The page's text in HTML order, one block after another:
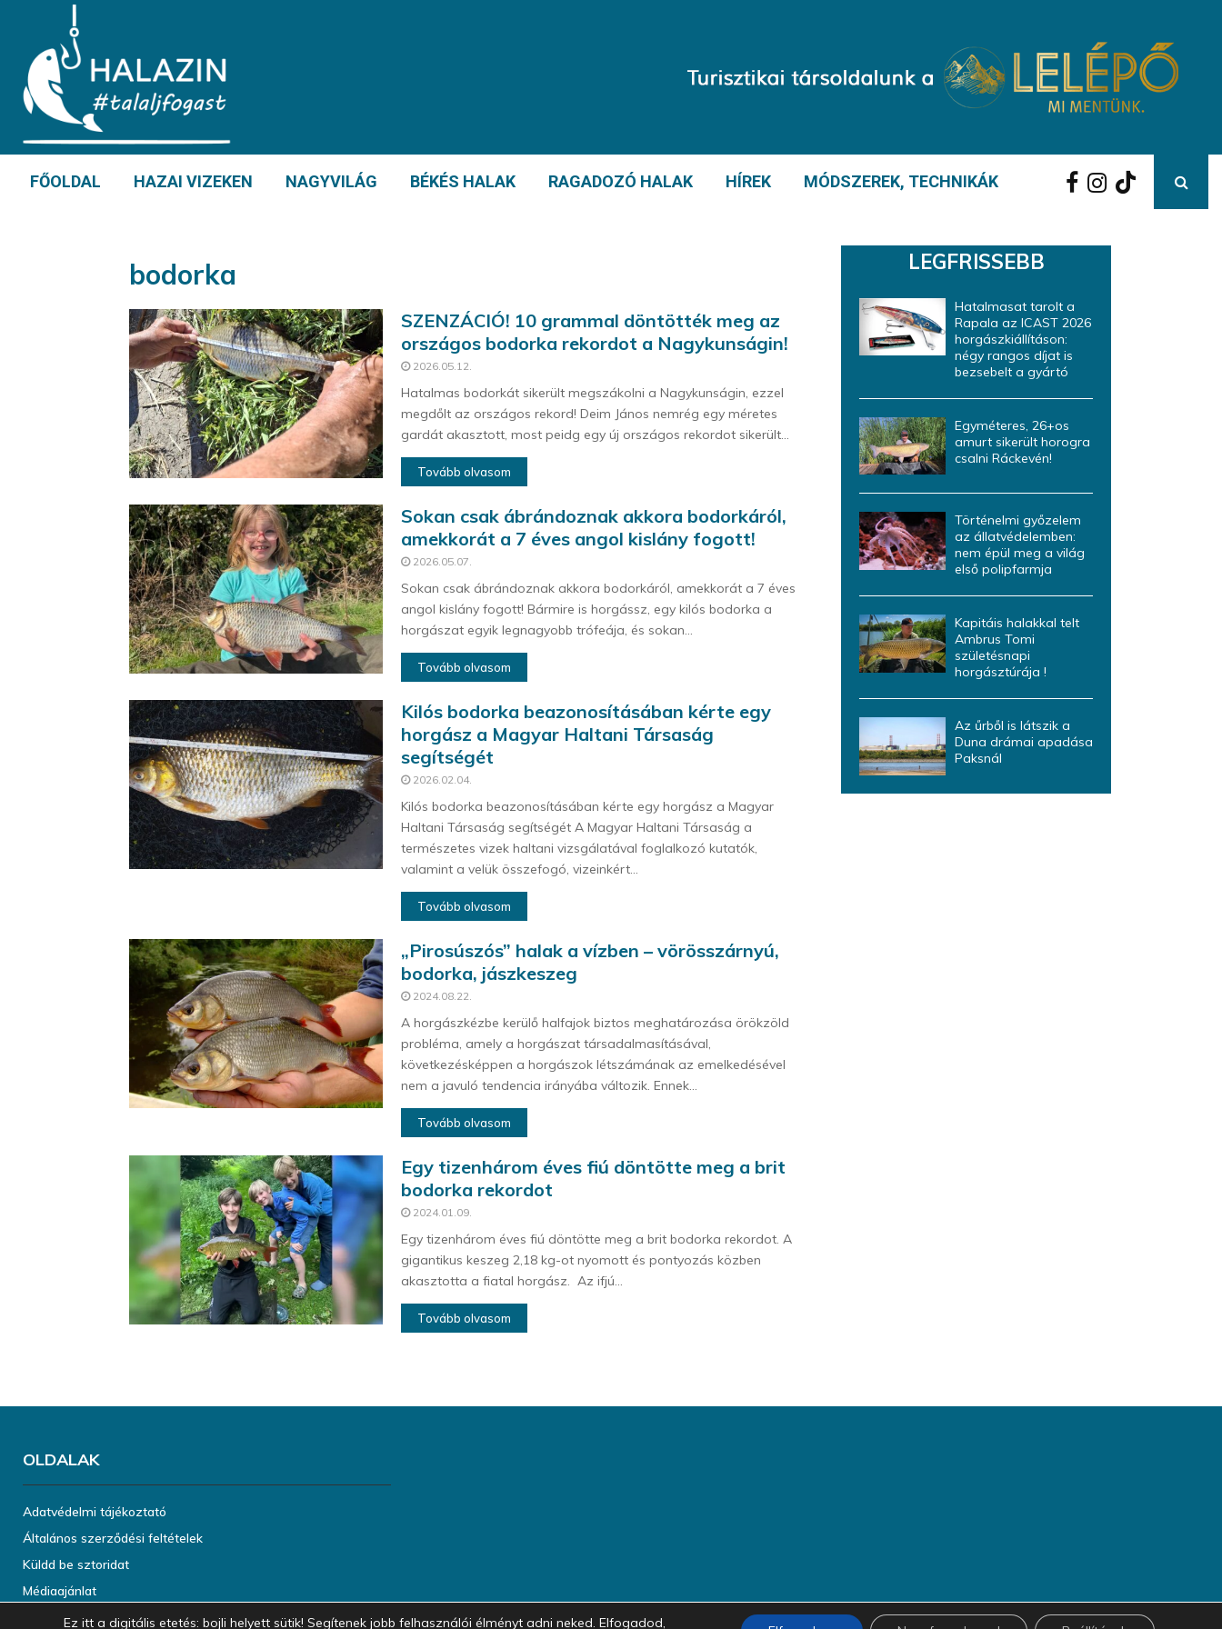
FŐOLDAL HAZAI VIZEKEN NAGYVILÁG BÉKÉS HALAK RAGADOZÓ HALAK HÍREK MÓDSZEREK, TECHNIKÁK
bodorka
SZENZÁCIÓ! 10 grammal döntötték meg az
országos bodorka rekordot a Nagykunságin!
2026.05.12.
Hatalmas bodorkát sikerült megszákolni a Nagykunságin, ezzel
megdőlt az országos rekord! Deim János nemrég egy méretes
gardát akasztott, most peidg egy új országos rekordot sikerült...
Tovább olvasom
Sokan csak ábrándoznak akkora bodorkáról,
amekkorát a 7 éves angol kislány fogott!
2026.05.07.
Sokan csak ábrándoznak akkora bodorkáról, amekkorát a 7 éves
angol kislány fogott! Bármire is horgássz, egy kilós bodorka a
horgászat egyik legnagyobb trófeája, és sokan...
Tovább olvasom
Kilós bodorka beazonosításában kérte egy
horgász a Magyar Haltani Társaság
segítségét
2026.02.04.
Kilós bodorka beazonosításában kérte egy horgász a Magyar
Haltani Társaság segítségét A Magyar Haltani Társaság a
természetes vizek haltani vizsgálatával foglalkozó kutatók,
valamint a velük összefogó, vizeinkért...
Tovább olvasom
„Pirosúszós” halak a vízben – vörösszárnyú,
bodorka, jászkeszeg
2024.08.22.
A horgászkézbe kerülő halfajok biztos meghatározása örökzöld
probléma, amely a horgászat társadalmasításával,
következésképpen a horgászok létszámának az emelkedésével
nem a javuló tendencia irányába változik. Ennek...
Tovább olvasom
Egy tizenhárom éves fiú döntötte meg a brit
bodorka rekordot
2024.01.09.
Egy tizenhárom éves fiú döntötte meg a brit bodorka rekordot. A
gigantikus keszeg 2,18 kg-ot nyomott és pontyozás közben
akasztotta a fiatal horgász. Az ifjú...
Tovább olvasom
LEGFRISSEBB
Hatalmasat tarolt a
Rapala az ICAST 2026
horgászkiállításon:
négy rangos díjat is
bezsebelt a gyártó
Egyméteres, 26+os
amurt sikerült horogra
csalni Ráckevén!
Történelmi győzelem
az állatvédelemben:
nem épül meg a világ
első polipfarmja
Kapitáis halakkal telt
Ambrus Tomi
születésnapi
horgásztúrája !
Az űrből is látszik a
Duna drámai apadása
Paksnál
OLDALAK
Adatvédelmi tájékoztató
Általános szerződési feltételek
Küldd be sztoridat
Médiaajánlat
Ez itt a digitális etetés: bojli helyett sütik! Segítenek jobb felhasználói élményt adni neked. Elfogadod,